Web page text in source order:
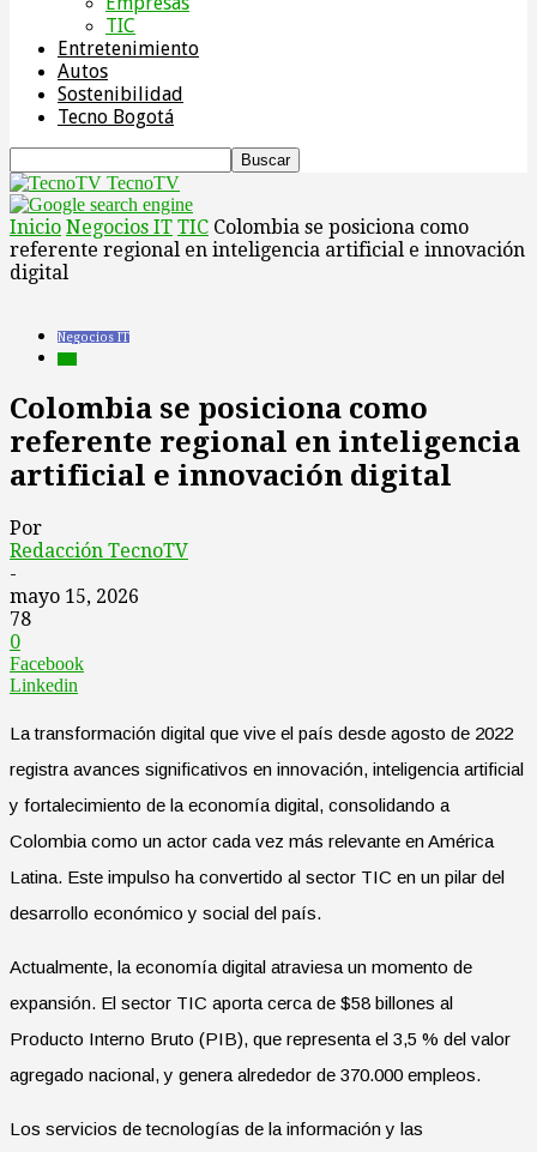
TIC
Entretenimiento
Autos
Sostenibilidad
Tecno Bogotá
TecnoTV
Inicio Negocios IT TIC Colombia se posiciona como
referente regional en inteligencia artificial e innovación
digital
Negocios IT
Colombia se posiciona como
referente regional en inteligencia
artificial e innovación digital
Por
Redacción TecnoTV
-
mayo 15, 2026
78
0
Facebook
Linkedin
La transformación digital que vive el país desde agosto de 2022
registra avances significativos en innovación, inteligencia artificial
y fortalecimiento de la economía digital, consolidando a
Colombia como un actor cada vez más relevante en América
Latina. Este impulso ha convertido al sector TIC en un pilar del
desarrollo económico y social del país.
Actualmente, la economía digital atraviesa un momento de
expansión. El sector TIC aporta cerca de $58 billones al
Producto Interno Bruto (PIB), que representa el 3,5 % del valor
agregado nacional, y genera alrededor de 370.000 empleos.
Los servicios de tecnologías de la información y las